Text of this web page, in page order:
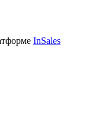
InSales